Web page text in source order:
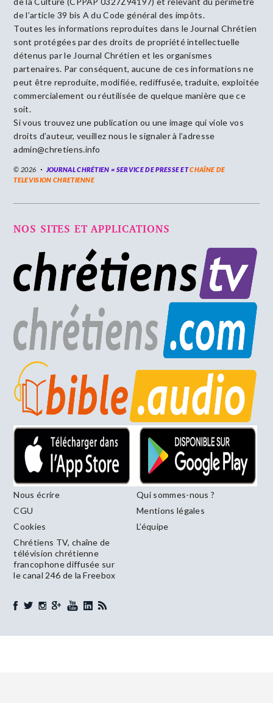
de l’article 39 bis A du Code général des impôts.
Toutes les informations reproduites dans le Journal Chrétien
sont protégées par des droits de propriété intellectuelle
détenus par le Journal Chrétien et les organismes
partenaires. Par conséquent, aucune de ces informations ne
peut être reproduite, modifiée, rediffusée, traduite, exploitée
commercialement ou réutilisée de quelque manière que ce
soit.
Si vous trouvez une publication ou une image qui viole vos
droits d’auteur, veuillez nous le signaler à l’adresse
admin@chretiens.info
© 2026 JOURNAL CHRÉTIEN = SERVICE DE PRESSE ETCHAÎNE DE
TELEVISION CHRETIENNE
NOS SITES ET APPLICATIONS
Nous écrire
Qui sommes-nous ?
CGU
Mentions légales
Cookies
L’équipe
Chrétiens TV, chaîne de
télévision chrétienne
francophone diffusée sur
le canal 246 de la Freebox